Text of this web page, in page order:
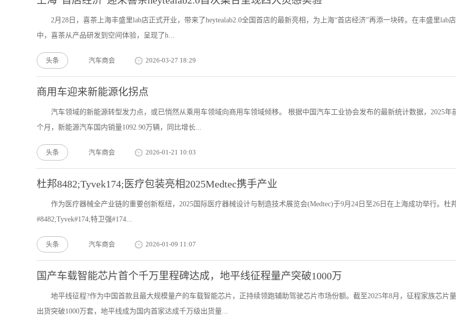
2月28日，喜茶上海丰盛里lab店正式开业，带来了heytealab2.0全国首店的最新亮相，为上海“首店经济”再添一块砖。在丰盛里lab店
中，喜茶从产品研发到空间体验，呈现了h...
头条 汽车商会 2026-03-27 18:29
商用车迎来新能源化拐点
汽车领域的新能源转型发力点，或已悄然从乘用车领域向商用车领域倾移。 根据中国汽车工业协会发布的最新统计数据，2025年
个月，新能源汽车国内销量1092.90万辆，同比增长...
头条 汽车商会 2026-01-21 10:03
杜邦8482;Tyvek174;医疗包装亮相2025Medtec携手产业
作为医疗器械全产业链的重要创新枢纽，2025国际医疗器械设计与制造技术展览会(Medtec)于9月24日至26日在上海成功举行。杜
#8482;Tyvek#174;特卫强#174...
头条 汽车商会 2026-01-09 11:07
国产车载智能芯片首个千万里程碑达成，地平线征程量产突破1000万
地平线征程?作为中国首款且最大规模量产的车载智能芯片，正持续领跑辅助驾驶芯片市场份额。截至2025年8月，征程家族芯片
出货突破1000万套，地平线成为国内首家达成千万级出货量...